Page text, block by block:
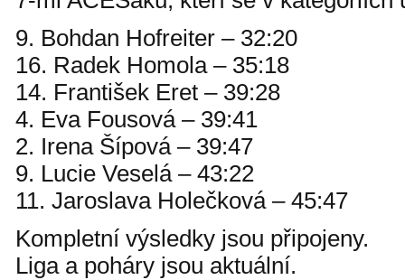
9. Bohdan Hofreiter – 32:20
16. Radek Homola – 35:18
14. František Eret – 39:28
4. Eva Fousová – 39:41
2. Irena Šípová – 39:47
9. Lucie Veselá – 43:22
11. Jaroslava Holečková – 45:47
Kompletní výsledky jsou připojeny.
Liga a poháry jsou aktuální.